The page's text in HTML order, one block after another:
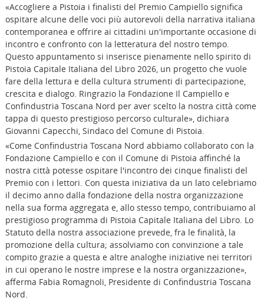
«Accogliere a Pistoia i finalisti del Premio Campiello significa
ospitare alcune delle voci più autorevoli della narrativa italiana
contemporanea e offrire ai cittadini un'importante occasione di
incontro e confronto con la letteratura del nostro tempo.
Questo appuntamento si inserisce pienamente nello spirito di
Pistoia Capitale Italiana del Libro 2026, un progetto che vuole
fare della lettura e della cultura strumenti di partecipazione,
crescita e dialogo. Ringrazio la Fondazione Il Campiello e
Confindustria Toscana Nord per aver scelto la nostra città come
tappa di questo prestigioso percorso culturale», dichiara
Giovanni Capecchi, Sindaco del Comune di Pistoia.
«Come Confindustria Toscana Nord abbiamo collaborato con la
Fondazione Campiello e con il Comune di Pistoia affinché la
nostra città potesse ospitare l'incontro dei cinque finalisti del
Premio con i lettori. Con questa iniziativa da un lato celebriamo
il decimo anno dalla fondazione della nostra organizzazione
nella sua forma aggregata e, allo stesso tempo, contribuiamo al
prestigioso programma di Pistoia Capitale Italiana del Libro. Lo
Statuto della nostra associazione prevede, fra le finalità, la
promozione della cultura; assolviamo con convinzione a tale
compito grazie a questa e altre analoghe iniziative nei territori
in cui operano le nostre imprese e la nostra organizzazione»,
afferma Fabia Romagnoli, Presidente di Confindustria Toscana
Nord.